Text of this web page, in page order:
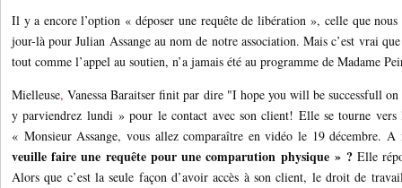
Il y a encore l’option « déposer une requête de libération », celle que nous
jour-là pour Julian Assange au nom de notre association. Mais c’est vrai
tout comme l’appel au soutien, n’a jamais été au programme de Madame
Mielleuse,Vanessa Baraitser finit par dire "I hope you will be successfull
y parviendrez lundi » pour le contact avec son client! Elle se tourne
« Monsieur Assange, vous allez comparaître en vidéo le 19 décembre.
veuille faire une requête pour une comparution physique » ? Elle
Alors que c’est la seule façon d’avoir accès à son client, le droit de